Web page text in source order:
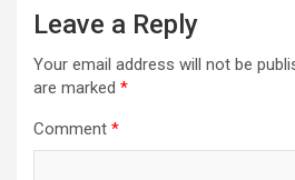
Leave a Reply
Your email address will not be
are marked *
Comment *